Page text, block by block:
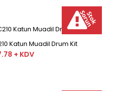
Katun Muadil Drum Kit
+ KDV